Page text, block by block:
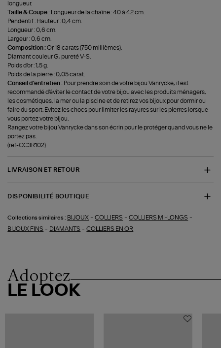
longueur.
Taille & Coupe : Longueur de la chaîne : 40 à 42 cm.
Pendentif : Hauteur : 0,4 cm.
Longueur : 0,6 cm.
Largeur : 0,6 cm.
Composition :Or 18 carats (750 millièmes).
Diamant couleur G, pureté V-S.
Poids d'or : 1,5 g.
Poids de la pierre : 0,05 carat.
Conseil d'entretien : Pour prendre soin de votre bijou Vanrycke, il est
recommandé d'éviter le contact de votre bijou avec les produits ménagers,
les cosmétiques, la mer ou la piscine et de retirez vos bijoux pour dormir ou
faire du sport. Evitez les chocs pour limiter les rayures sur les pierres lorsque
vous portez votre bijou.
Rangez votre bijou Vanrycke dans son écrin pour le protéger quand vous ne le
portez pas.
(ref-CC3R102)
LIVRAISON ET RETOUR
DISPONIBILITÉ BOUTIQUE
Collections similaires : BIJOUX -COLLIERS -COLLIERS MI-LONGS -
BIJOUX FINS - DIAMANTS -COLLIERS EN OR
Adoptez
LE LOOK